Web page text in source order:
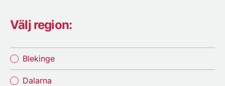
Välj region:
Blekinge
Dalarna